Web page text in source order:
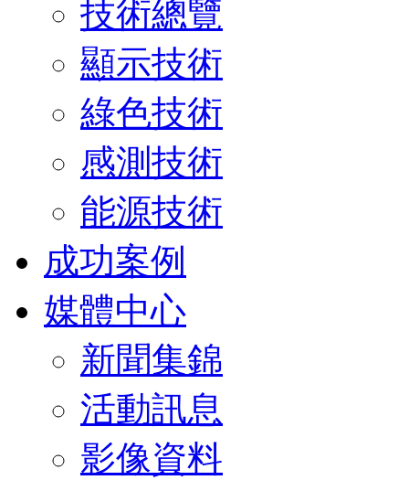
技術總覽
顯示技術
綠色技術
感測技術
能源技術
成功案例
媒體中心
新聞集錦
活動訊息
影像資料